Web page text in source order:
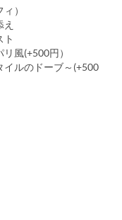
）
ト
風(+500円）
ルのドーブ～(+500